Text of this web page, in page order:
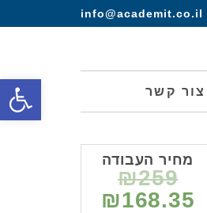
info@academit.co.il
צור קשר
מחיר העבודה
₪259
₪168.35
פתח